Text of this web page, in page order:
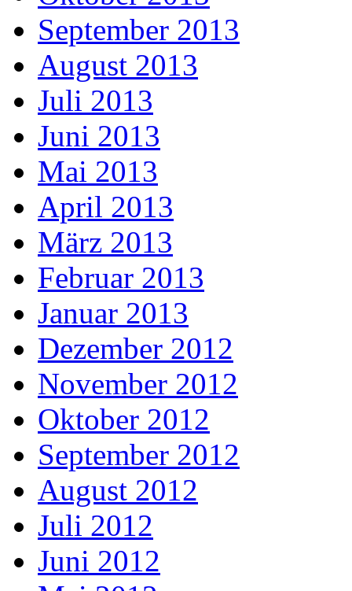
September 2013
August 2013
Juli 2013
Juni 2013
Mai 2013
April 2013
März 2013
Februar 2013
Januar 2013
Dezember 2012
November 2012
Oktober 2012
September 2012
August 2012
Juli 2012
Juni 2012